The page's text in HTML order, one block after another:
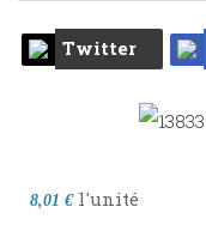
Twitter
8,01 € l'unité